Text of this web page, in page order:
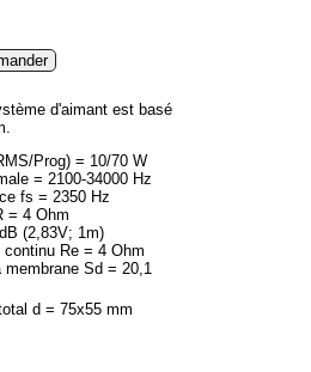
d'aimant est basé
Prog) = 10/70 W
= 2100-34000 Hz
fs = 2350 Hz
= 4 Ohm
(2,83V; 1m)
Re = 4 Ohm
Sd = 20,1
d = 75x55 mm